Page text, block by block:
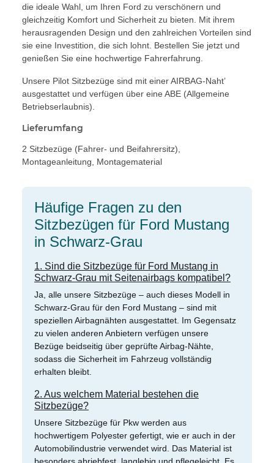
die ideale Wahl, um Ihren Ford zu verschönern und
gleichzeitig Komfort und Sicherheit zu bieten. Mit ihrem
herausragenden Design und den zahlreichen Vorteilen sind
sie eine Investition, die sich lohnt. Bestellen Sie jetzt und
genießen Sie eine hochwertige Fahrerfahrung.
Unsere Pilot Sitzbezüge sind mit einer AIRBAG-Naht’
ausgestattet und verfügen über eine ABE (Allgemeine
Betriebserlaubnis).
Lieferumfang
2 Sitzbezüge (Fahrer- und Beifahrersitz),
Montageanleitung, Montagematerial
Häufige Fragen zu den
Sitzbezügen für Ford Mustang
in Schwarz-Grau
1. Sind die Sitzbezüge für Ford Mustang in
Schwarz-Grau mit Seitenairbags kompatibel?
Ja, alle unsere Sitzbezüge – auch dieses Modell in
Schwarz-Grau für den Ford Mustang – sind mit
speziellen Airbagnähten ausgestattet. Im Gegensatz
zu vielen anderen Anbietern verfügen unsere
Bezüge beidseitig über geprüfte Airbag-Nähte,
sodass die Sicherheit im Fahrzeug vollständig
erhalten bleibt.
2. Aus welchem Material bestehen die
Sitzbezüge?
Unsere Sitzbezüge für Pkw werden aus
hochwertigem Polyester gefertigt, wie er auch in der
Automobilindustrie verwendet wird. Das Material ist